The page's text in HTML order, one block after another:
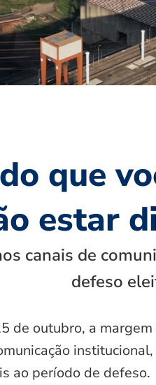
que
estar
canais de
defeso
de outubro, a
ao período de defeso.